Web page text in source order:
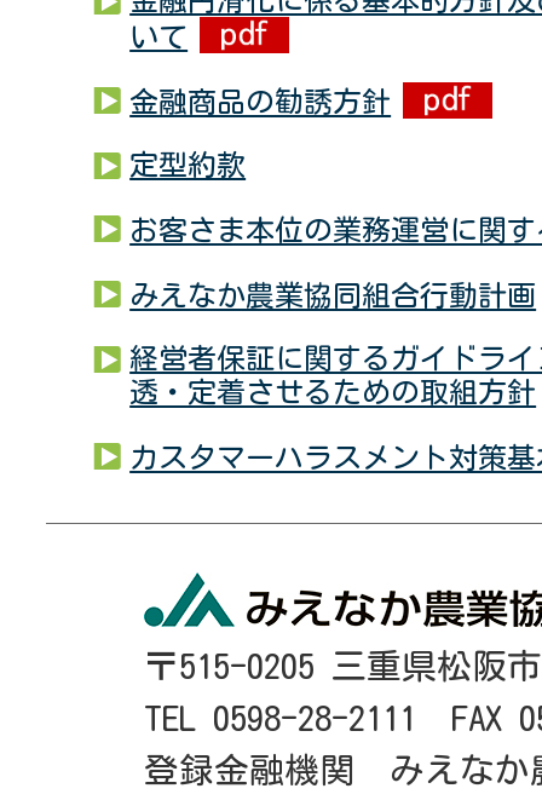
いて
金融商品の勧誘方針
定型約款
お客さま本位の業務運営に関
みえなか農業協同組合行動計画
経営者保証に関するガイドラ
透・定着させるための取組方針
カスタマーハラスメント対策
〒515-0205 三重県松阪
TEL 0598-28-2111 FAX
登録金融機関 みえなか